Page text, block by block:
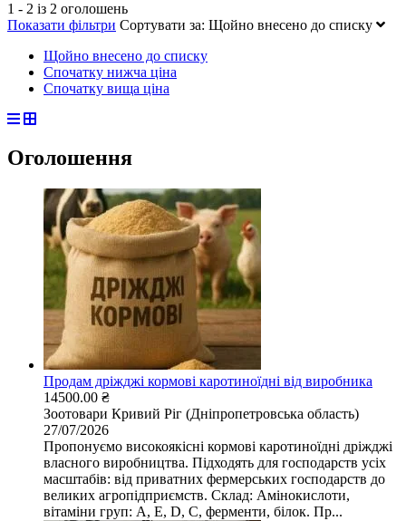
1 - 2 із 2 оголошень
Показати фільтри Сортувати за: Щойно внесено до списку
Щойно внесено до списку
Спочатку нижча ціна
Спочатку вища ціна
Оголошення
Продам дріжджі кормові каротиноїдні від виробника
14500.00 ₴
Зоотовари Кривий Ріг (Дніпропетровська область)
27/07/2026
Пропонуємо високоякісні кормові каротиноїдні дріжджі
власного виробництва. Підходять для господарств усіх
масштабів: від приватних фермерських господарств до
великих агропідприємств. Склад: Амінокислоти,
вітаміни груп: A, E, D, C, ферменти, білок. Пр...